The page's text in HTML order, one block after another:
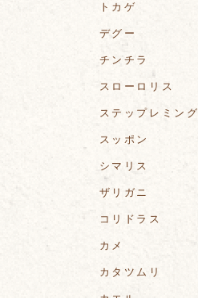
トカゲ
デグー
チンチラ
スローロリス
ステップレミング
スッポン
シマリス
ザリガニ
コリドラス
カメ
カタツムリ